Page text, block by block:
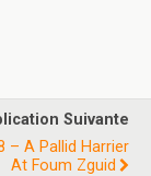
Suivante
– A Pallid Harrier
At Foum Zguid